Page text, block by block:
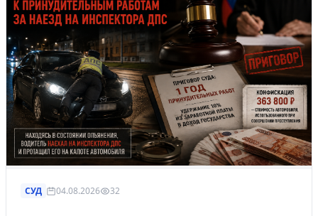
СУД 04.08.2026 32